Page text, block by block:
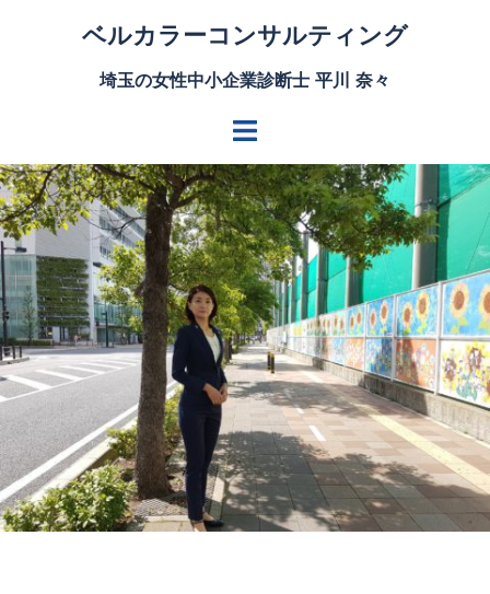
ベルカラーコンサルティング
埼玉の女性中小企業診断士 平川 奈々